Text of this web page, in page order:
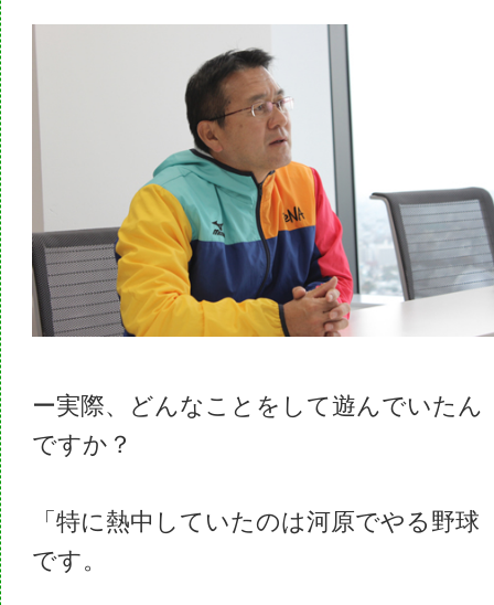
ー実際、どんなことをして遊んでいたん
ですか？
「特に熱中していたのは河原でやる野球
です。